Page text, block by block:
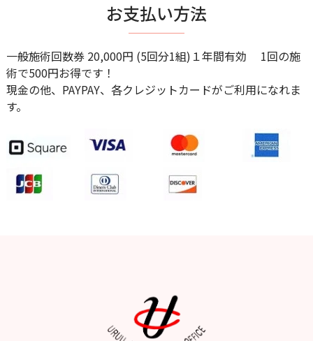
お支払い方法
一般施術回数券 20,000円 (5回分1組)１年間有効 1回の施
術で500円お得です！
現金の他、PAYPAY、各クレジットカードがご利用になれま
す。